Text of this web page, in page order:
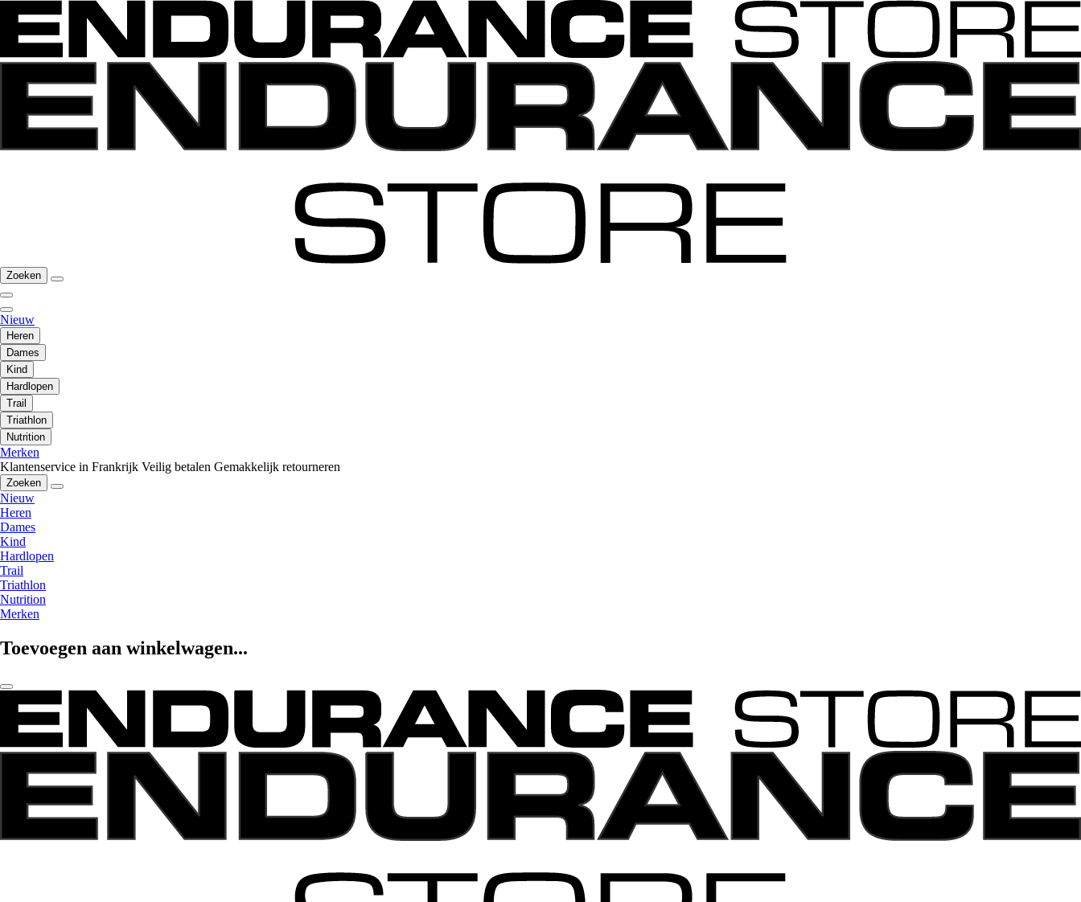
Zoeken
Nieuw
Heren
Dames
Kind
Hardlopen
Trail
Triathlon
Nutrition
Merken
Klantenservice in Frankrijk Veilig betalen Gemakkelijk retourneren
Zoeken
Nieuw
Heren
Dames
Kind
Hardlopen
Trail
Triathlon
Nutrition
Merken
Toevoegen aan winkelwagen...